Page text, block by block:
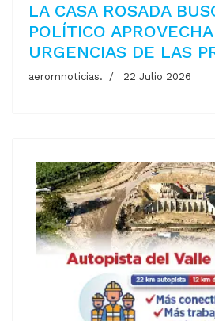
LA CASA ROSADA
POLÍTICO
URGENCIAS DE LAS
aeromnoticias. 22 Julio 2026